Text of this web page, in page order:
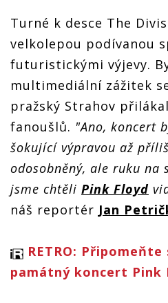
Turné k desce The
velkolepou podívanou
futuristickými výjevy.
multimediální zážitek
pražský Strahov
fanoušlů. "Ano, koncert
šokující výpravou až
odosobněný, ale ruku na
jsme chtěli Pink Floyd
náš reportér Jan
RETRO:
památný koncert Pink